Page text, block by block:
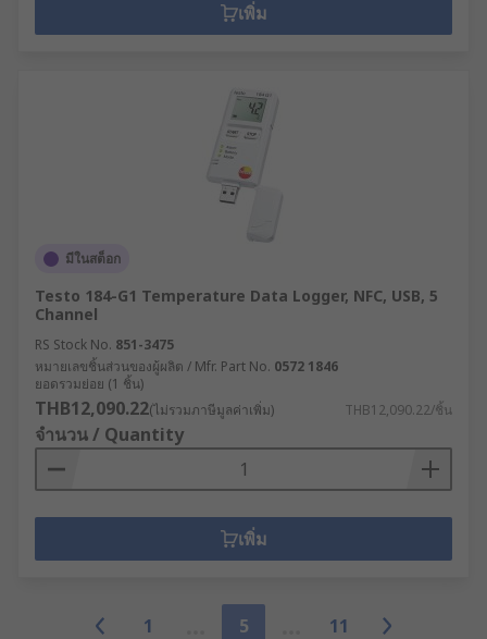
เพิ่ม
มีในสต็อก
Testo 184-G1 Temperature Data Logger, NFC, USB, 5
Channel
RS Stock No. 851-3475
หมายเลขชิ้นส่วนของผู้ผลิต / Mfr. Part No. 0572 1846
ยอดรวมย่อย (1 ชิ้น)
THB12,090.22(ไม่รวมภาษีมูลค่าเพิ่ม) THB12,090.22/ชิ้น
จำนวน / Quantity
เพิ่ม
1 5
11